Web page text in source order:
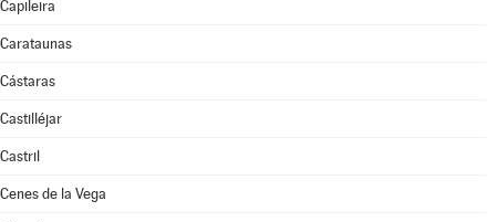
Capileira
Carataunas
Cástaras
Castilléjar
Castril
Cenes de la Vega